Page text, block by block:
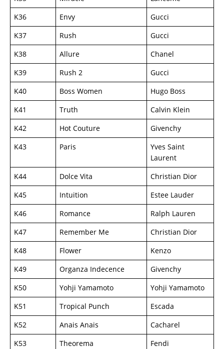
K36
Envy
Gucci
K37
Rush
Gucci
K38
Allure
Chanel
K39
Rush 2
Gucci
K40
Boss Women
Hugo Boss
K41
Truth
Calvin Klein
K42
Hot Couture
Givenchy
K43
Paris
Yves Saint
Laurent
K44
Dolce Vita
Christian Dior
K45
Intuition
Estee Lauder
K46
Romance
Ralph Lauren
K47
Remember Me
Christian Dior
K48
Flower
Kenzo
K49
Organza Indecence
Givenchy
K50
Yohji Yamamoto
Yohji Yamamoto
K51
Tropical Punch
Escada
K52
Anais Anais
Cacharel
K53
Theorema
Fendi